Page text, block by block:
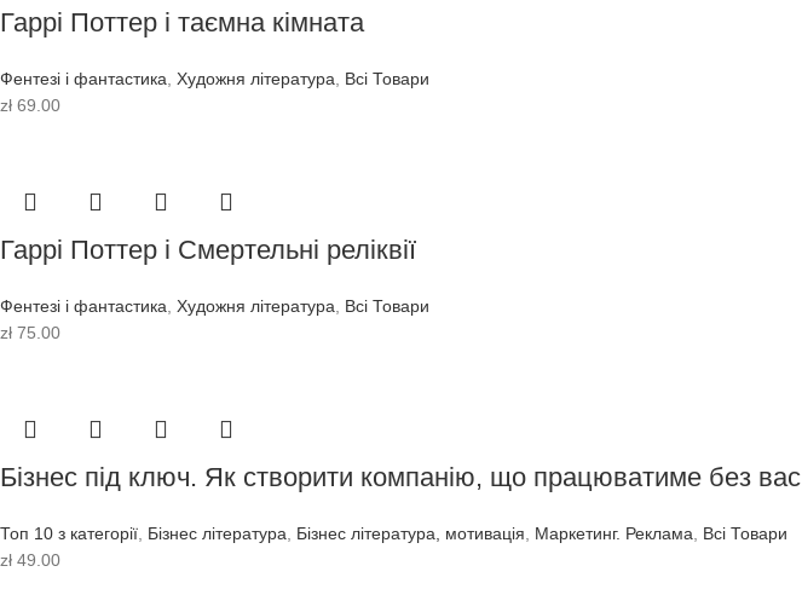
Гаррі Поттер і таємна кімната
Фентезі і фантастика Художня література
Всі Товари
zł 69.00
Гаррі Поттер і Смертельні реліквії
Фентезі і фантастика Художня література
Всі Товари
zł 75.00
Бізнес під ключ. Як створити компанію, що працюватиме без вас
Топ 10 з категорії Бізнес література Бізнес література, мотивація Маркетинг. Реклама
Всі Товари
zł 49.00